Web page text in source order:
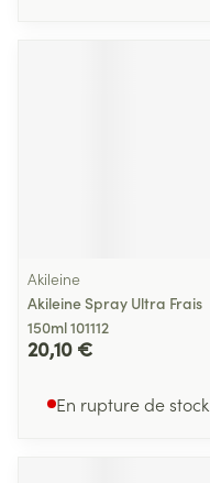
Akileine
Akileine Spray Ultra Frais
150ml 101112
20,10 €
En rupture de stock